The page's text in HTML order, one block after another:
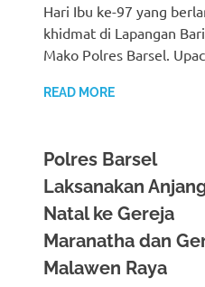
Hari Ibu ke-97 yang
khidmat di Lapangan
Mako Polres Barsel.
READ MORE
Polres Barsel
Laksanakan
Natal ke Gereja
Maranatha dan
Malawen Raya